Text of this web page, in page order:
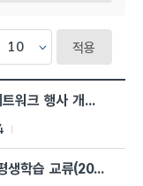
적용
, 제목, 작성자, 조회
워크 행사 개최
생학습 교류